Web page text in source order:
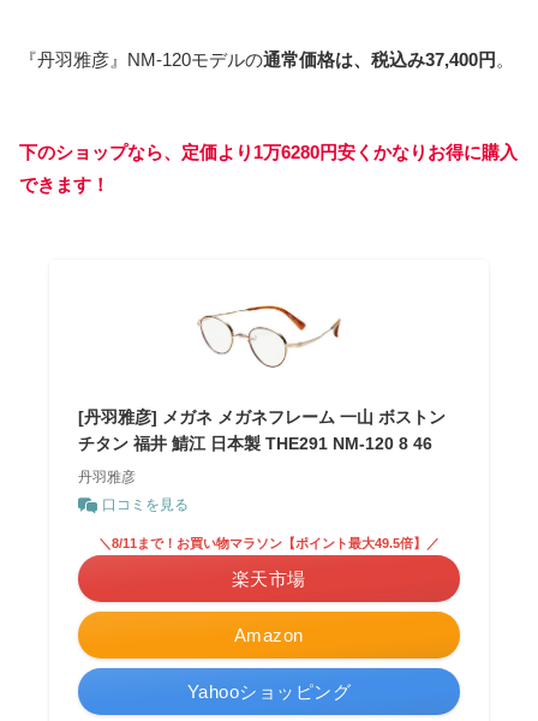
『丹羽雅彦』NM-120モデルの通常価格は、税込み37,400円 。
下のショップなら、定価より1万6280円安くかなりお得に購入
できます！
[丹羽雅彦] メガネ メガネフレーム 一山 ボストン
チタン 福井 鯖江 日本製 THE291 NM-120 8 46
丹羽雅彦
口コミを見る
Amazon
＼8/11まで！お買い物マラソン【ポイント最大49.5倍】／
楽天市場
Yahooショッピング